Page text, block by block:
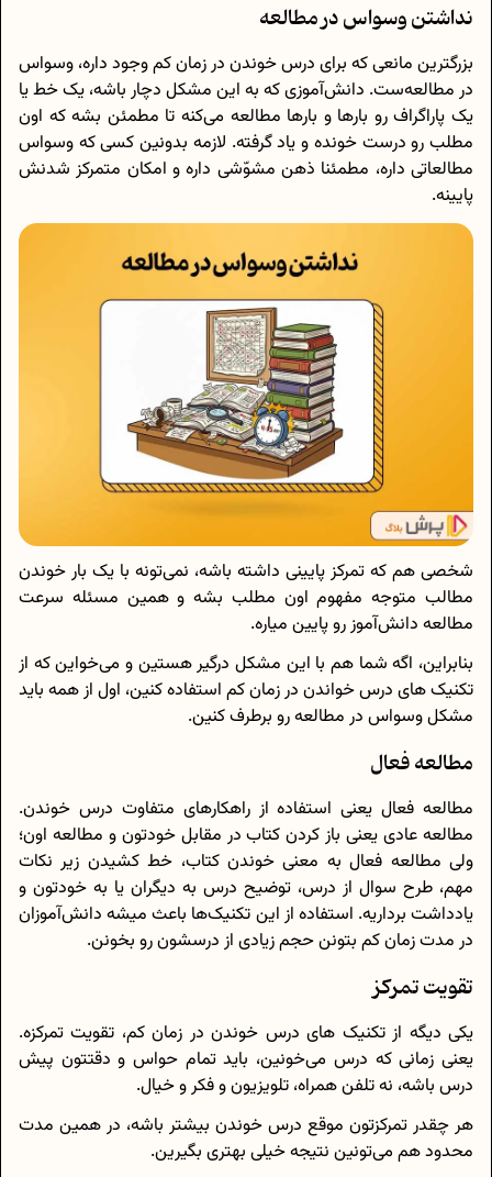
نداشتن وسواس در مطالعه
بزرگترین مانعی که برای درس خوندن در زمان کم وجود داره، وسواس
در مطالعه‌ست. دانش‌آموزی که به این مشکل دچار باشه، یک خط یا
یک پاراگراف رو بارها و بارها مطالعه می‌کنه تا مطمئن بشه که اون
مطلب رو درست خونده و یاد گرفته. لازمه بدونین کسی که وسواس
مطالعاتی داره، مطمئنا ذهن مشوّشی داره و امکان متمرکز شدنش
پایینه.
شخصی هم که تمرکز پایینی داشته باشه، نمی‌تونه با یک بار خوندن
مطالب متوجه مفهوم اون مطلب بشه و همین مسئله سرعت
مطالعه دانش‌آموز رو پایین میاره.
بنابراین، اگه شما هم با این مشکل درگیر هستین و می‌خواین که از
تکنیک های درس خواندن در زمان کم استفاده کنین، اول از همه باید
مشکل وسواس در مطالعه رو برطرف کنین.
مطالعه فعال
مطالعه فعال یعنی استفاده از راهکارهای متفاوت درس خوندن.
مطالعه عادی یعنی باز کردن کتاب در مقابل خودتون و مطالعه اون؛
ولی مطالعه فعال به معنی خوندن کتاب، خط کشیدن زیر نکات
مهم، طرح سوال از درس، توضیح درس به دیگران یا به خودتون و
یادداشت برداریه. استفاده از این تکنیک‌ها باعث میشه دانش‌آموزان
در مدت زمان کم بتونن حجم زیادی از درسشون رو بخونن.
تقویت تمرکز
یکی دیگه از تکنیک های درس خوندن در زمان کم، تقویت تمرکزه.
یعنی زمانی که درس می‌خونین، باید تمام حواس و دقتتون پیش
درس باشه، نه تلفن همراه، تلویزیون و فکر و خیال.
هر چقدر تمرکزتون موقع درس خوندن بیشتر باشه، در همین مدت
محدود هم می‌تونین نتیجه خیلی بهتری بگیرین.